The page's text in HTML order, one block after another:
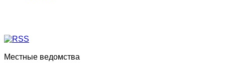
Местные ведомства